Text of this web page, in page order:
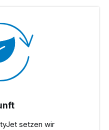
setzen wir